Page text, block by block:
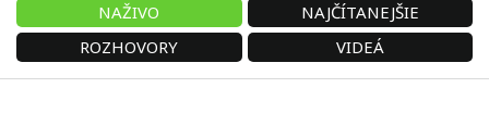
NAŽIVO
NAJČÍTANEJŠIE
ROZHOVORY
VIDEÁ